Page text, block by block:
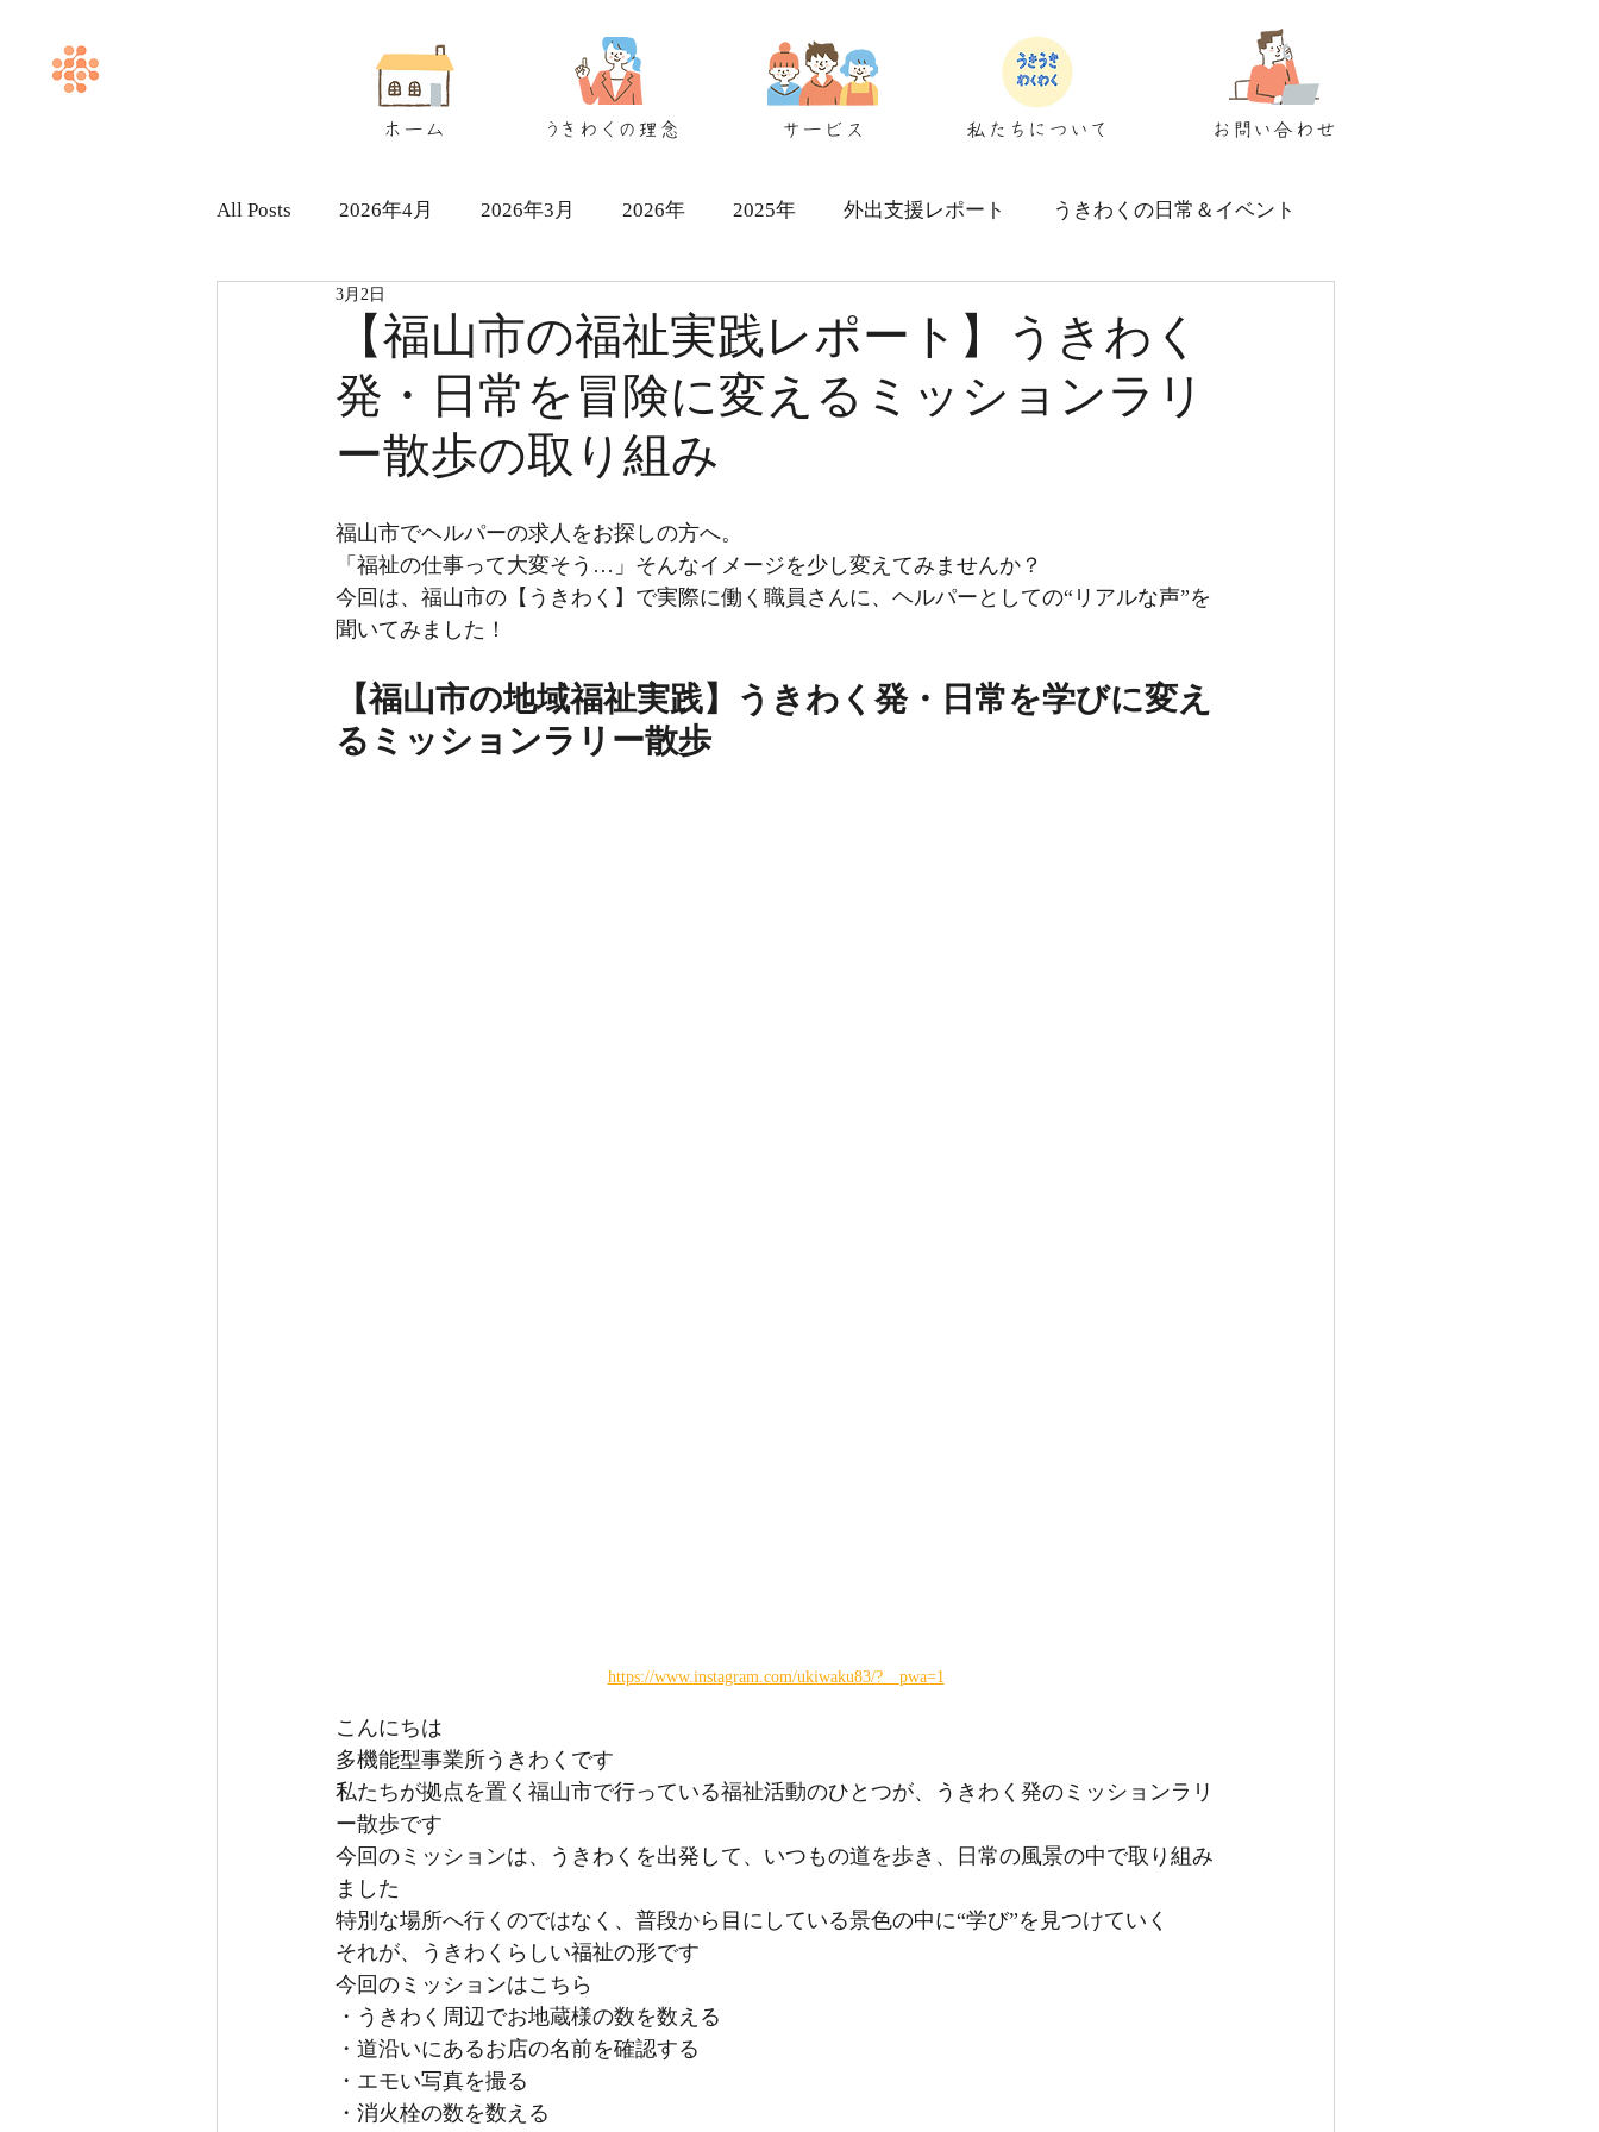
ホーム うきわくの理念 サービス 私たちについて お問い合わせ
All Posts 2026年4月 2026年3月 2026年 2025年 外出支援レポート うきわくの日常＆イベント
ヘルパー求人採用情報
【福山市の福祉実践レポート】うきわく
発・日常を冒険に変えるミッションラリ
ー散歩の取り組み
3月2日
福山市でヘルパーの求人をお探しの方へ。
「福祉の仕事って大変そう…」そんなイメージを少し変えてみませんか？
今回は、福山市の【うきわく】で実際に働く職員さんに、ヘルパーとしての“リアルな声”を
聞いてみました！
【福山市の地域福祉実践】うきわく発・日常を学びに変え
るミッションラリー散歩
https://www.instagram.com/ukiwaku83/?__pwa=1
こんにちは
多機能型事業所うきわくです
私たちが拠点を置く福山市で行っている福祉活動のひとつが、うきわく発のミッションラリ
ー散歩です
今回のミッションは、うきわくを出発して、いつもの道を歩き、日常の風景の中で取り組み
ました
特別な場所へ行くのではなく、普段から目にしている景色の中に“学び”を見つけていく
それが、うきわくらしい福祉の形です
今回のミッションはこちら
・うきわく周辺でお地蔵様の数を数える
・道沿いにあるお店の名前を確認する
・エモい写真を撮る
・消火栓の数を数える